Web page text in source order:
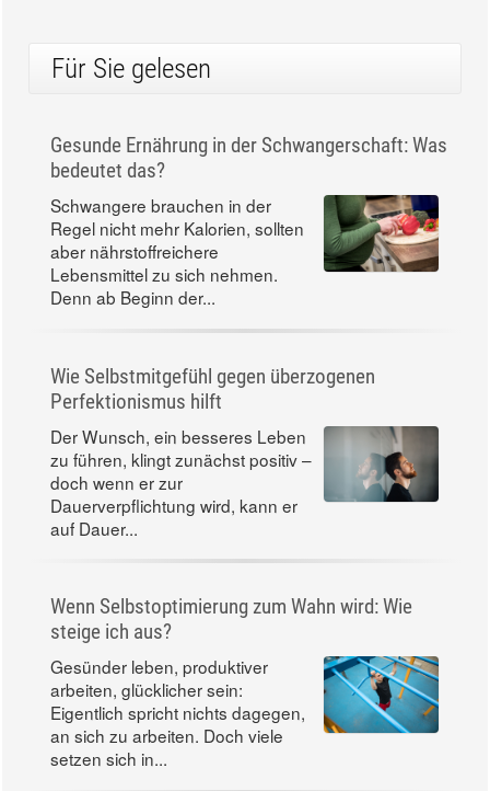
Für Sie gelesen
Gesunde Ernährung in der Schwangerschaft: Was
bedeutet das?
Schwangere brauchen in der
Regel nicht mehr Kalorien, sollten
aber nährstoffreichere
Lebensmittel zu sich nehmen.
Denn ab Beginn der...
Wie Selbstmitgefühl gegen überzogenen
Perfektionismus hilft
Der Wunsch, ein besseres Leben
zu führen, klingt zunächst positiv –
doch wenn er zur
Dauerverpflichtung wird, kann er
auf Dauer...
Wenn Selbstoptimierung zum Wahn wird: Wie
steige ich aus?
Gesünder leben, produktiver
arbeiten, glücklicher sein:
Eigentlich spricht nichts dagegen,
an sich zu arbeiten. Doch viele
setzen sich in...